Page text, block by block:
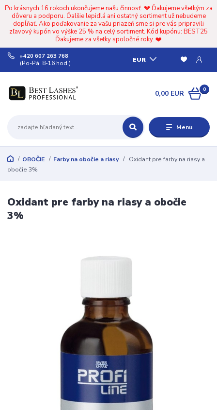
Po krásnych 16 rokoch ukončujeme našu činnosť. 💔 Ďakujeme všetkým za
dôveru a podporu. Ďalšie lepidlá ani ostatný sortiment už nebudeme
dopĺňať. Ako poďakovanie za vašu priazeň sme si pre vás pripravili
zľavový kupón vo výške 25 % na celý sortiment. Kód kupónu: BEST25
Ďakujeme za všetky spoločné roky. ❤️
Menu
EUR
+420 607 263 768
(Po-Pá, 8-16 hod.)
0
0,00 EUR
OBOČIE Farby na obočie a riasy
Oxidant pre farby na riasy a
obočie 3%
Oxidant pre farby na riasy a obočie
3%